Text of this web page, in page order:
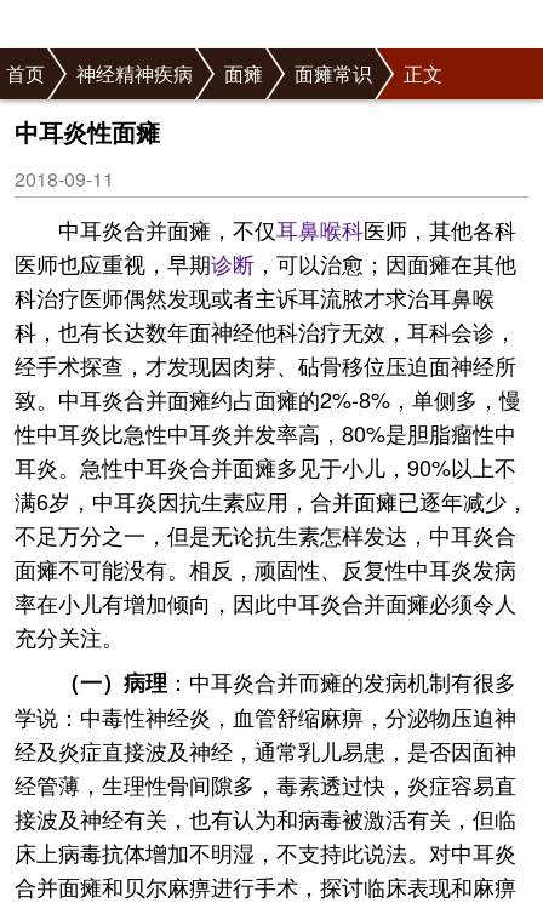
首页 神经精神疾病 面瘫 面瘫常识 正文
中耳炎性面瘫
2018-09-11
中耳炎合并面瘫，不仅耳鼻喉科医师，其他各科
医师也应重视，早期诊断 ，可以治愈；因面瘫在其他
科治疗医师偶然发现或者主诉耳流脓才求治耳鼻喉
科，也有长达数年面神经他科治疗无效，耳科会诊，
经手术探查，才发现因肉芽、砧骨移位压迫面神经所
致。中耳炎合并面瘫约占面瘫的2%-8%，单侧多，慢
性中耳炎比急性中耳炎并发率高，80%是胆脂瘤性中
耳炎。急性中耳炎合并面瘫多见于小儿，90%以上不
满6岁，中耳炎因抗生素应用，合并面瘫已逐年减少，
不足万分之一，但是无论抗生素怎样发达，中耳炎合
面瘫不可能没有。相反，顽固性、反复性中耳炎发病
率在小儿有增加倾向，因此中耳炎合并面瘫必须令人
充分关注。
（一）病理 ：中耳炎合并而瘫的发病机制有很多
学说：中毒性神经炎，血管舒缩麻痹，分泌物压迫神
经及炎症直接波及神经，通常乳儿易患，是否因面神
经管薄，生理性骨间隙多，毒素透过快，炎症容易直
接波及神经有关，也有认为和病毒被激活有关，但临
床上病毒抗体增加不明湿，不支持此说法。对中耳炎
合并面瘫和贝尔麻痹进行手术，探讨临床表现和麻痹